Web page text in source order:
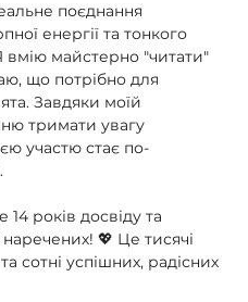
поєднання
енергії та тонкого
вмію майстерно "читати"
що потрібно для
Завдяки моїй
тримати увагу
участю стає по-
років досвіду та
💖 Це тисячі
сотні успішних, радісних